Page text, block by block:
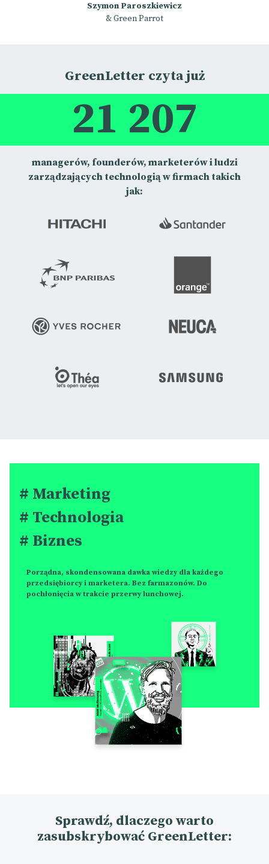
Szymon Paroszkiewicz
& Green Parrot
GreenLetter czyta już
21 207
managerów, founderów, marketerów i ludzi
zarządzających technologią w firmach takich
jak:
# Marketing
# Technologia
# Biznes
Porządna, skondensowana dawka wiedzy dla każdego
przedsiębiorcy i marketera. Bez farmazonów. Do
pochłonięcia w trakcie przerwy lunchowej.
Sprawdź, dlaczego warto
zasubskrybować GreenLetter: